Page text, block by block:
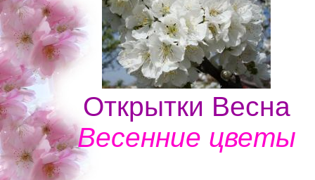
Открытки Весна
Весенние цветы